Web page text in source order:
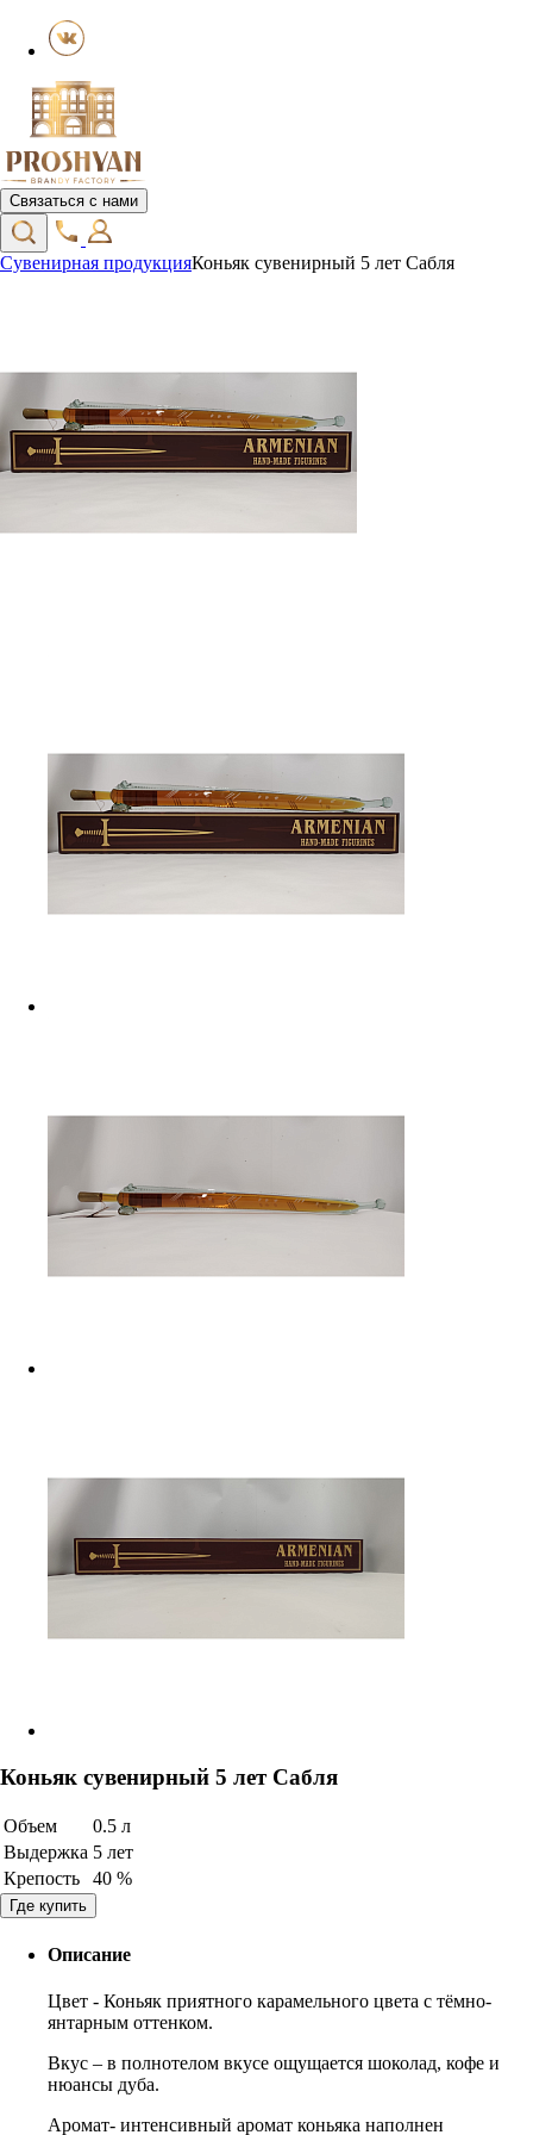
Связаться с нами
Сувенирная продукцияКоньяк сувенирный 5 лет Сабля
Коньяк сувенирный 5 лет Сабля
Объем
0.5 л
Выдержка 5 лет
Крепость
40 %
Где купить
Описание
Цвет - Коньяк приятного карамельного цвета с тёмно-
янтарным оттенком.
Вкус – в полнотелом вкусе ощущается шоколад, кофе и
нюансы дуба.
Аромат- интенсивный аромат коньяка наполнен